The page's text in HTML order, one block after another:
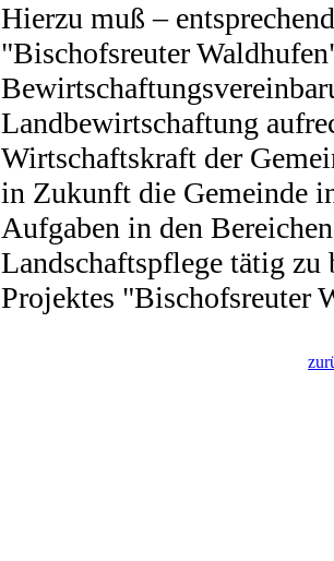
Hierzu muß –
"Bischofsreuter
Landbewirtschaftung
Wirtschaftskraft der
in Zukunft die Gemeinde
Aufgaben in den
Landschaftspflege tätig zu
Projektes "Bischofsreuter